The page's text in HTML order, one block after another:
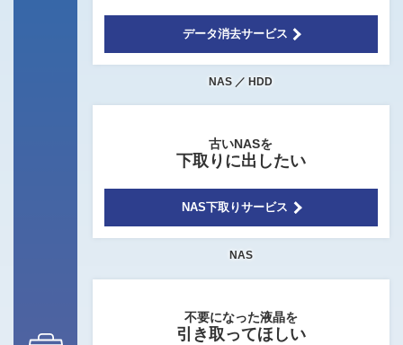
データ消去サービス
NAS ／ HDD
古いNASを
下取りに出したい
NAS下取りサービス
NAS
不要になった液晶を
引き取ってほしい